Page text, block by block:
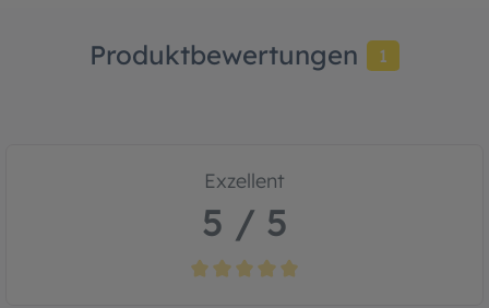
Produktbewertungen 1
Exzellent
5 / 5